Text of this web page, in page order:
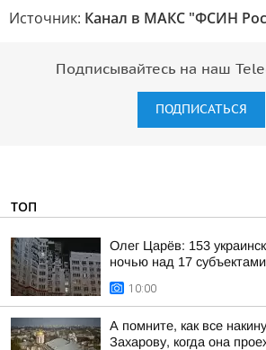
Источник: Канал в МАКС "ФСИН
Подписывайтесь на наш
ПОДПИСАТЬСЯ
ТОП
Олег Царёв: 153
ночью над 17
10:00
А помните, как все
Захарову, когда она